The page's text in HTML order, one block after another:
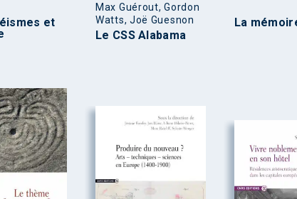
et
Max Guérout, Gordon
Watts, Joë Guesnon
Le CSS Alabama
La